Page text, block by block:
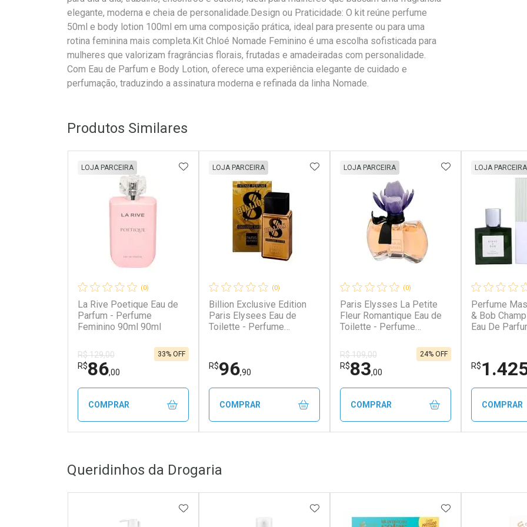
elegante, moderna e cheia de personalidade.Design ou Praticidade: O kit reúne perfume
50ml e body lotion 100ml em uma composição prática, ideal para presente ou para uma
rotina feminina mais completa.Kit Chloé Nomade Feminino é uma escolha sofisticada para
mulheres que valorizam fragrâncias florais, frutadas e amadeiradas com personalidade.
Com Eau de Parfum e Body Lotion, oferece uma experiência elegante de cuidado e
perfumação, traduzindo a assinatura moderna e refinada da linha Nomade.
Produtos Similares
(0)
La Rive Poetique Eau de
Parfum - Perfume
Feminino 90ml 90ml
LOJA PARCEIRA
R$ 129,00
R$86,00
33% OFF
ADICIONAR AOS FAVORITOS
COMPRAR
Laboratório
Por Menos
(0)
Billion Exclusive Edition
Paris Elysees Eau de
Toilette - Perfume
LOJA PARCEIRA
R$96,90
ADICIONAR AOS FAVORITOS
COMPRAR
Laboratório
Por Menos
(0)
Paris Elysses La Petite
Fleur Romantique Eau de
Toilette - Perfume
LOJA PARCEIRA
R$ 109,00
R$83,00
24% OFF
ADICIONAR AOS
COMPRAR
Perfume
& Bob
Eau De
Eau De
LOJA PARCEIRA
R$
COMPRAR
Queridinhos da Drogaria
ADICIONAR AOS FAVORITOSADICIONAR AOS FAVORITOSADICIONAR AOS